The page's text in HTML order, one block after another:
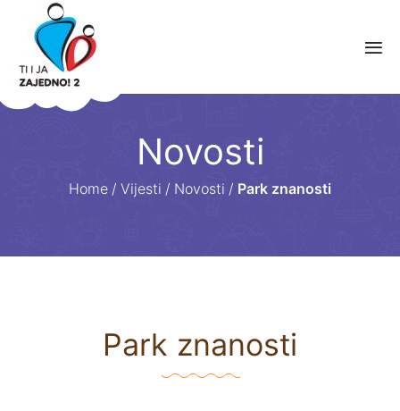
Novosti
Home / Vijesti / Novosti / Park znanosti
Park znanosti